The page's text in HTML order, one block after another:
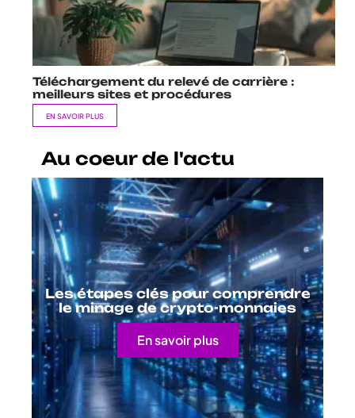
Téléchargement du relevé de carrière :
meilleurs sites et procédures
EN SAVOIR PLUS
Au coeur de l'actu
Les étapes clés pour comprendre
le minage de crypto-monnaies
En savoir plus